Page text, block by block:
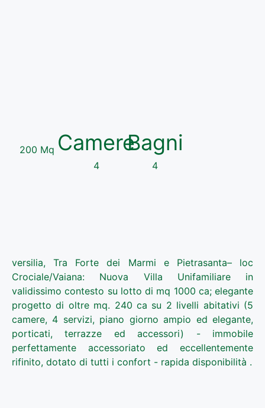
200 Mq Camere
4
Bagni
4
versilia, Tra Forte dei Marmi e Pietrasanta– loc
Crociale/Vaiana: Nuova Villa Unifamiliare in
validissimo contesto su lotto di mq 1000 ca; elegante
progetto di oltre mq. 240 ca su 2 livelli abitativi (5
camere, 4 servizi, piano giorno ampio ed elegante,
porticati, terrazze ed accessori) - immobile
perfettamente accessoriato ed eccellentemente
rifinito, dotato di tutti i confort - rapida disponibilità .